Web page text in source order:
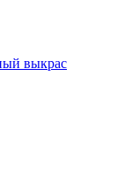
выкрас